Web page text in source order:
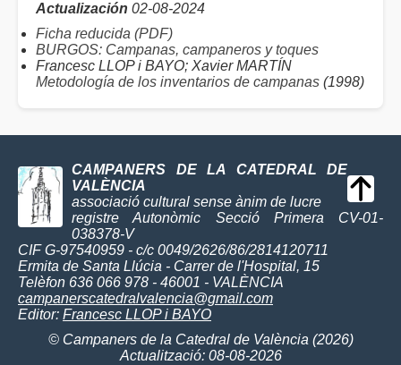
Actualización 02-08-2024
Ficha reducida (PDF)
BURGOS: Campanas, campaneros y toques
Francesc LLOP i BAYO; Xavier MARTÍN
Metodología de los inventarios de campanas (1998)
CAMPANERS DE LA CATEDRAL DE
VALÈNCIA
associació cultural sense ànim de lucre
registre Autonòmic Secció Primera CV-01-
038378-V
CIF G-97540959 - c/c 0049/2626/86/2814120711
Ermita de Santa Llúcia - Carrer de l'Hospital, 15
Telèfon 636 066 978 - 46001 - VALÈNCIA
campanerscatedralvalencia@gmail.com
Editor: Francesc LLOP i BAYO
© Campaners de la Catedral de València (2026)
Actualització: 08-08-2026